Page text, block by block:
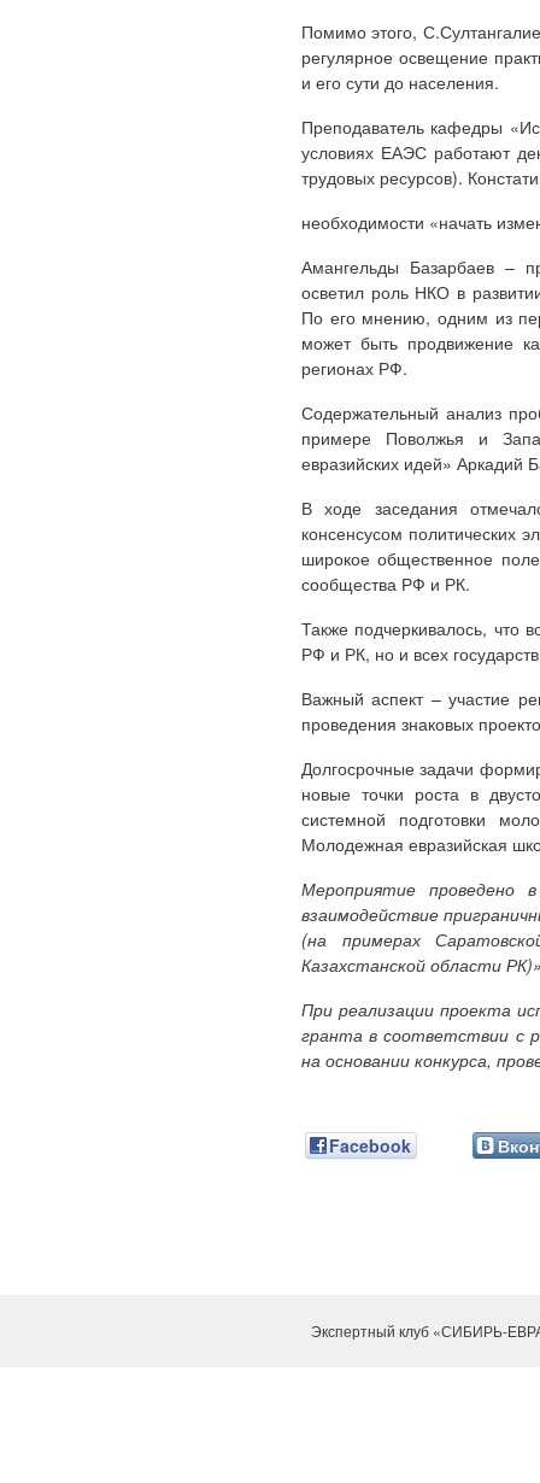
Помимо этого,
регулярное освещение
и его сути до населения.
Преподаватель кафедры
условиях ЕАЭС работают
трудовых ресурсов).
необходимости «начать
Амангельды Базарбаев –
осветил роль НКО в
По его мнению, одним из
может быть продвижение
регионах РФ.
Содержательный анализ
примере Поволжья и
евразийских идей» Аркадий
В ходе заседания
консенсусом политических
широкое общественное
сообщества РФ и РК.
Также подчеркивалось, что
РФ и РК, но и всех
Важный аспект – участие
проведения знаковых
Долгосрочные задачи
новые точки роста в
системной подготовки
Молодежная евразийская
Мероприятие проведено
взаимодействие
(на примерах
Казахстанской области
При реализации проекта
гранта в соответствии с
на основании конкурса,
Facebook
Экспертный клуб «СИБИРЬ-